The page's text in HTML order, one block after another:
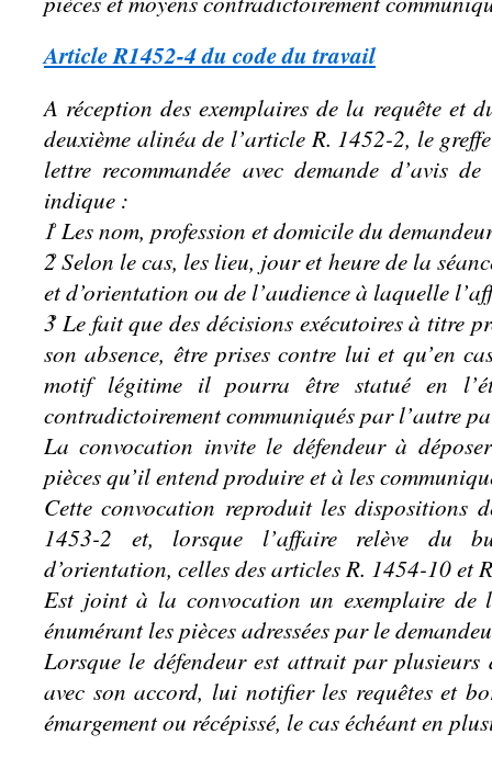
Article R1452-4 du code du travail
A réception des exemplaires de la requête et
deuxième alinéa de l’article R. 1452-2, le
lettre recommandée avec demande d’avis
indique :
1̊ Les nom, profession et domicile du
2̊ Selon le cas, les lieu, jour et heure de la
et d’orientation ou de l’audience à laquelle
3̊ Le fait que des décisions exécutoires à titre
son absence, être prises contre lui et qu’en
motif légitime il pourra être statué en
contradictoirement communiqués par l’autre
La convocation invite le défendeur à
pièces qu’il entend produire et à les
Cette convocation reproduit les dispositions
1453-2 et, lorsque l’affaire relève du
d’orientation, celles des articles R. 1454-10 et
Est joint à la convocation un exemplaire de
énumérant les pièces adressées par le
Lorsque le défendeur est attrait par plusieurs
avec son accord, lui notifier les requêtes et
émargement ou récépissé, le cas échéant en